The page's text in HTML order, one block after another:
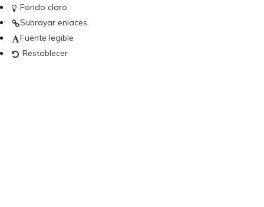
Fondo claro
Subrayar enlaces
Fuente legible
Restablecer